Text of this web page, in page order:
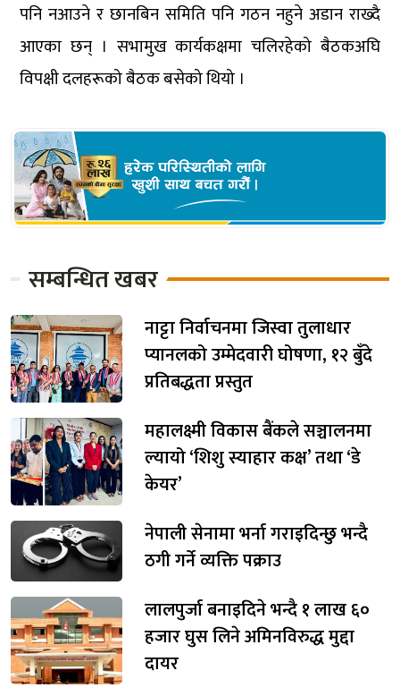
पनि नआउने र छानबिन समिति पनि गठन नहुने अडान राख्दै
आएका छन् । सभामुख कार्यकक्षमा चलिरहेको बैठकअघि
विपक्षी दलहरूको बैठक बसेको थियो ।
सम्बन्धित खबर
नाट्टा निर्वाचनमा जिस्वा तुलाधार
प्यानलको उम्मेदवारी घोषणा, १२ बुँदे
प्रतिबद्धता प्रस्तुत
महालक्ष्मी विकास बैंकले सञ्चालनमा
ल्यायो ‘शिशु स्याहार कक्ष’ तथा ‘डे
केयर’
नेपाली सेनामा भर्ना गराइदिन्छु भन्दै
ठगी गर्ने व्यक्ति पक्राउ
लालपुर्जा बनाइदिने भन्दै १ लाख ६०
हजार घुस लिने अमिनविरुद्ध मुद्दा
दायर